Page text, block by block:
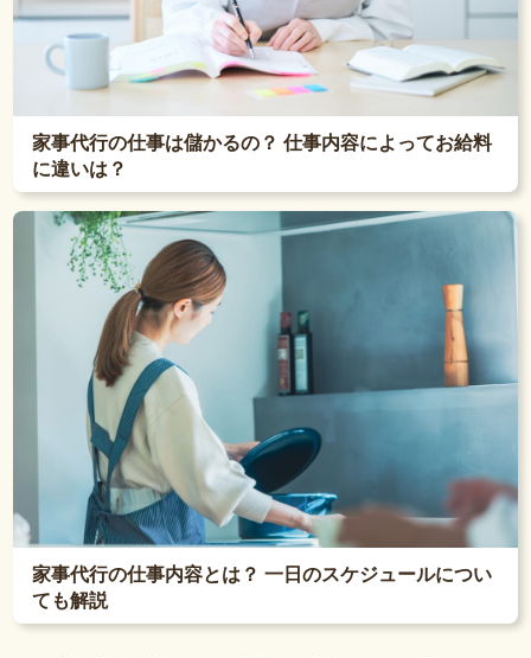
家事代行の仕事は儲かるの？ 仕事内容によってお給料
に違いは？
家事代行の仕事内容とは？ 一日のスケジュールについ
ても解説